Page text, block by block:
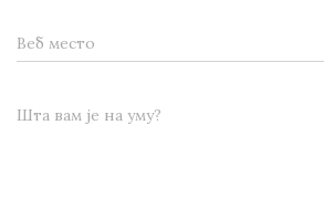
Веб место
Шта вам је на уму?